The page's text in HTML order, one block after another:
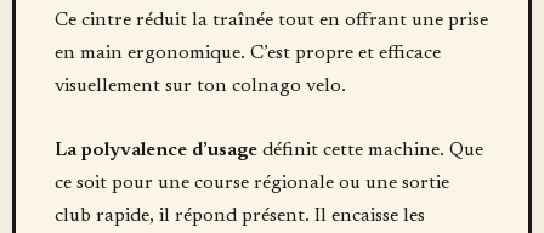
Ce cintre réduit la traînée tout en offrant une prise
en main ergonomique. C’est propre et efficace
visuellement sur ton colnago velo.
La polyvalence d’usagedéfinit cette machine. Que
ce soit pour une course régionale ou une sortie
club rapide, il répond présent. Il encaisse les